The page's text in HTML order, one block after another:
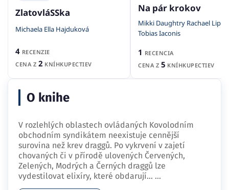
ZlatovláSSka
Michaela Ella Hajduková
4 RECENZIE
CENA Z 2 KNÍHKUPECTIEV
Na pár krokov
Mikki Daughtry Rachael
Tobias Iaconis
1 RECENCIA
CENA Z 5 KNÍHKUPECTIEV
O knihe
V rozlehlých oblastech ovládaných Kovolodním
obchodním syndikátem neexistuje cennější
surovina než krev draggů. Po vykrvení v zajetí
chovaných či v přírodě ulovených Červených,
Zelených, Modrých a Černých draggů lze
vydestilovat elixíry, které obdarují… ...